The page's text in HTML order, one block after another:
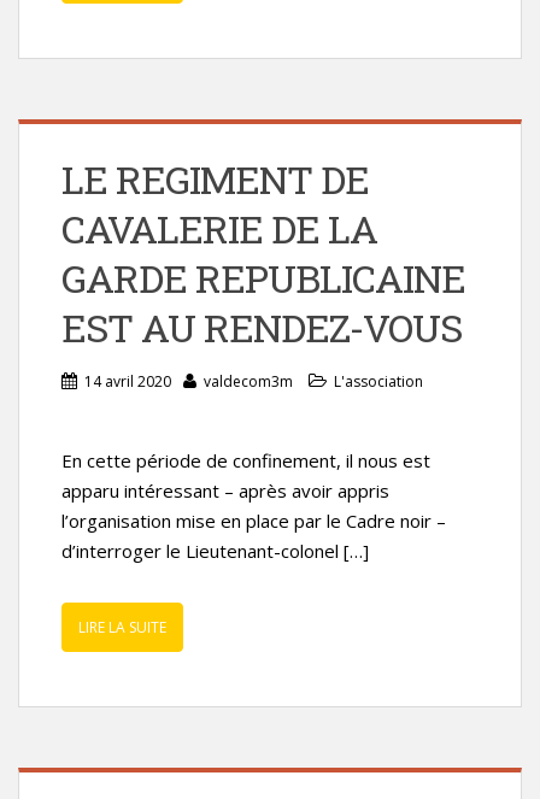
LE REGIMENT DE
CAVALERIE DE LA
GARDE REPUBLICAINE
EST AU RENDEZ-VOUS
14 avril 2020 valdecom3m L'association
En cette période de confinement, il nous est
apparu intéressant – après avoir appris
l’organisation mise en place par le Cadre noir –
d’interroger le Lieutenant-colonel […]
LIRE LA SUITE